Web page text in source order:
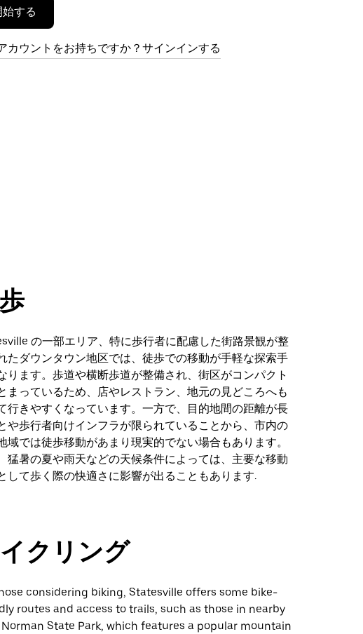
始する
カウントをお持ちですか？サインインする
の一部エリア、特に歩行者に配慮した街路景観が整
たダウンタウン地区では、徒歩での移動が手軽な探索手
ります。歩道や横断歩道が整備され、街区がコンパクト
まっているため、店やレストラン、地元の見どころへも
行きやすくなっています。一方で、目的地間の距離が長
や歩行者向けインフラが限られていることから、市内の
域では徒歩移動があまり現実的でない場合もあります。
猛暑の夏や雨天などの天候条件によっては、主要な移動
して歩く際の快適さに影響が出ることもあります.
クリング
considering biking, Statesville offers some bike-
routes and access to trails, such as those in nearby
Norman State Park, which features a popular mountain